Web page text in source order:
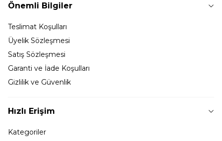
Önemli Bilgiler
Teslimat Koşulları
Üyelik Sözleşmesi
Satış Sözleşmesi
Garanti ve İade Koşulları
Gizlilik ve Güvenlik
Hızlı Erişim
Kategoriler